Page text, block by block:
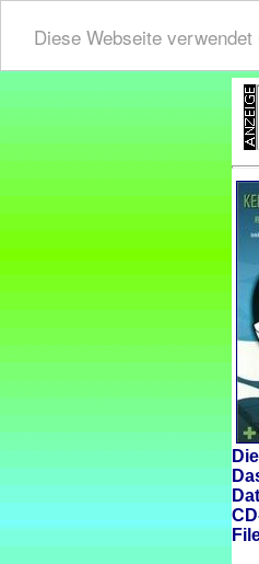
Diese Webseite verwendet